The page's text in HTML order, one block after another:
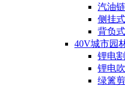
汽油
侧挂
背负
40V城市园
锂电
锂电
绿篱剪